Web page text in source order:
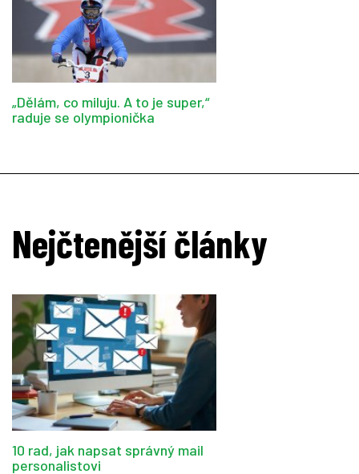
„Dělám, co miluju. A to je super,“
raduje se olympionička
Nejčtenější články
10 rad, jak napsat správný mail
personalistovi